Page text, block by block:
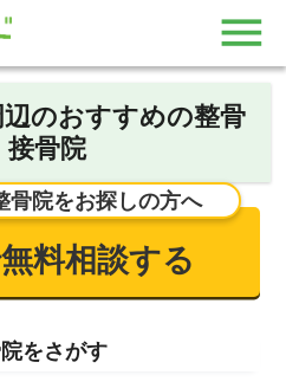
のおすすめの整骨
接骨院
骨院をお探しの方へ
料相談する
をさがす